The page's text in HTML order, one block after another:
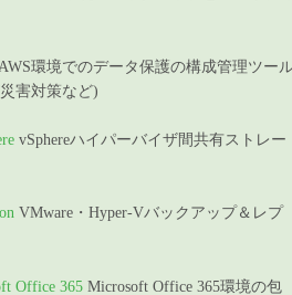
AWS環境でのデータ保護の構成管理ツー
害対策など)
vSphereハイパーバイザ間共有ストレー
VMware・Hyper-Vバックアップ＆レプ
Office 365 Microsoft Office 365環境の包